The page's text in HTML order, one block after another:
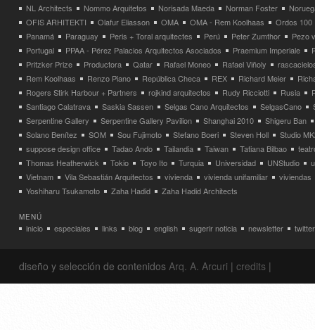
NL Architects
Nommo Arquitetos Norisada Maeda Norman Foster
OFIS ARHITEKTI
Olafur Eliasson OMA OMA - Rem Koolhaas
Ordos 100
Panamá
Paraguay Peris + Toral arquitectes Perú Peter Zumthor
Pezo
Portugal
PPAA - Pérez Palacios Arquitectos Asociados Praemium Imperiale
Pritzker Prize
Productora Qatar Rafael Moneo Rafael Viñoly
Rem Koolhaas
Renzo Piano República Checa REX Richard Meier
Rogers Stirk Harbour + Partners
rojkind arquitectos Rudy Ricciotti Rusia
Santiago Calatrava
Saskia Sassen Selgas Cano Arquitectos SelgasCano
Serpentine Gallery
Serpentine Gallery Pavilion Shanghai 2010
Shigeru Ban
Solano Benítez
SOM Sou Fujimoto Stefano Boeri Steven Holl
Studio
suppose design office
Tadao Ando Tailandia Taiwan Tatiana Bilbao
Thomas Heatherwick
Tokio Toyo Ito Turquia Universidad UNStudio
Vietnam
Vila Sebastián Arquitectos vivienda vivienda unifamiliar
viviendas
Yoshiharu Tsukamoto
Zaha Hadid Zaha Hadid Architects
MENÚ
inicio especiales links blog english sugerir noticia newsletter twitter
diseño y selección de contenidos Arq. A. Arcuri | credits |